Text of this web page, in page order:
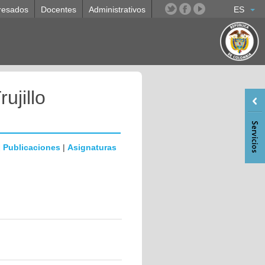
ES
Docentes Administrativos
Publicaciones | Asignaturas